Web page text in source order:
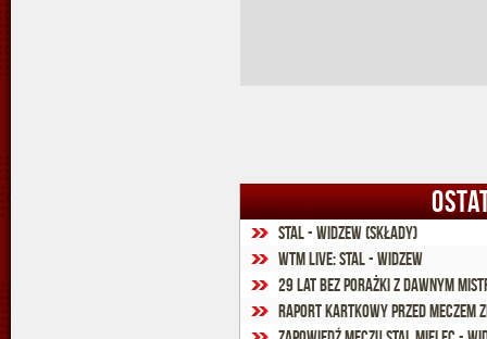
Stal - Widzew (składy)
WTM Live: Stal - Widzew
29 lat bez porażki z dawnym
Raport kartkowy przed meczem